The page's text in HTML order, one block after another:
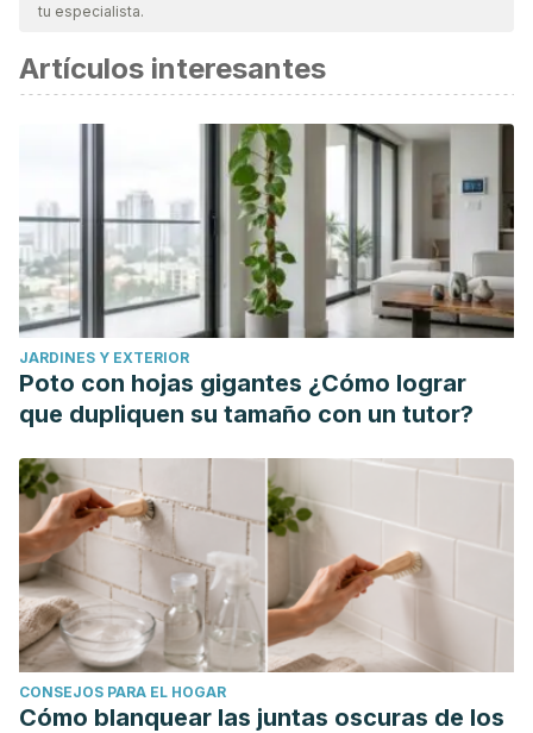
tu especialista.
Artículos interesantes
JARDINES Y EXTERIOR
Poto con hojas gigantes ¿Cómo lograr
que dupliquen su tamaño con un tutor?
CONSEJOS PARA EL HOGAR
Cómo blanquear las juntas oscuras de los